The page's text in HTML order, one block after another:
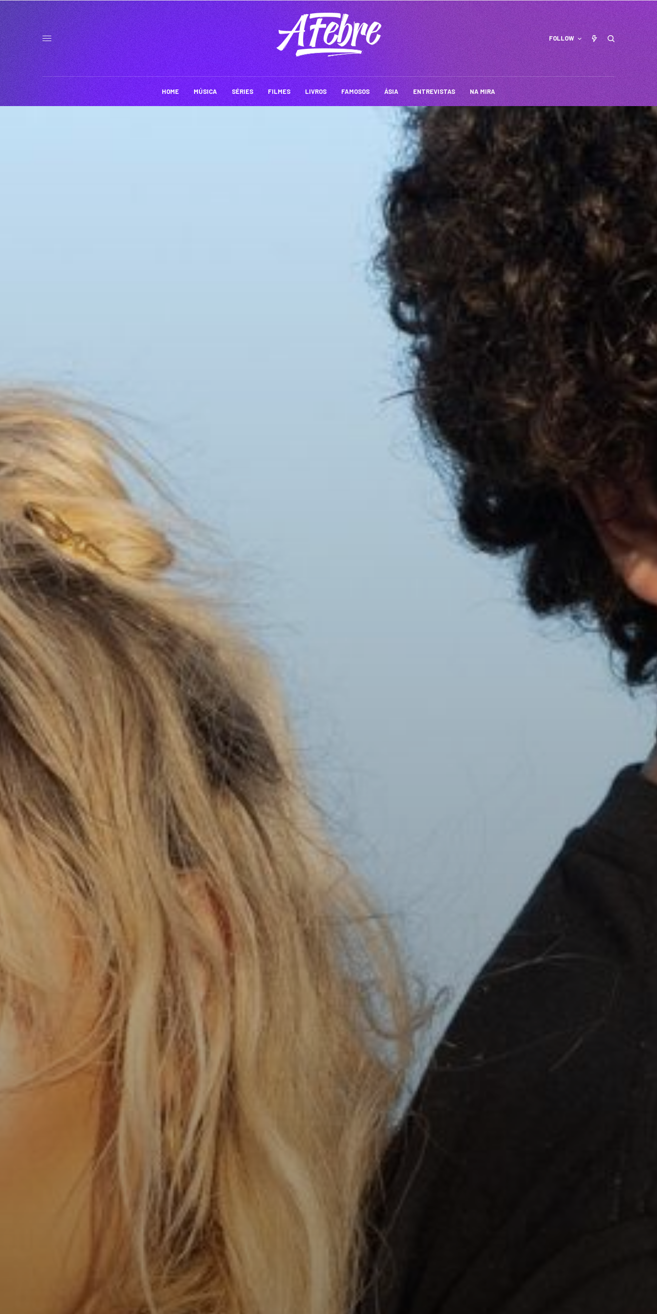
FOLLOW
HOME MÚSICA SÉRIES FILMES LIVROS FAMOSOS ÁSIA ENTREVISTAS NA MIRA